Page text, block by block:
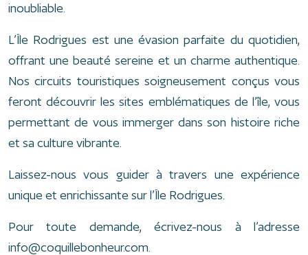
inoubliable.
L’Île Rodrigues est une évasion parfaite du quotidien,
offrant une beauté sereine et un charme authentique.
Nos circuits touristiques soigneusement conçus vous
feront découvrir les sites emblématiques de l’île, vous
permettant de vous immerger dans son histoire riche
et sa culture vibrante.
Laissez-nous vous guider à travers une expérience
unique et enrichissante sur l’Île Rodrigues.
Pour toute demande, écrivez-nous à l’adresse
info@coquillebonheur.com.